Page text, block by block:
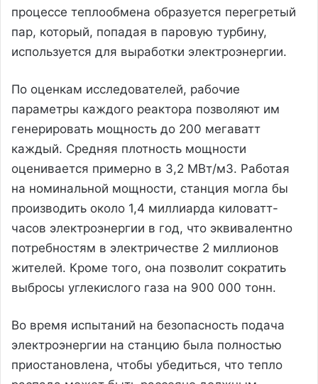
процессе теплообмена образуется перегретый
пар, который, попадая в паровую турбину,
используется для выработки электроэнергии.
По оценкам исследователей, рабочие
параметры каждого реактора позволяют им
генерировать мощность до 200 мегаватт
каждый. Средняя плотность мощности
оценивается примерно в 3,2 МВт/м3. Работая
на номинальной мощности, станция могла бы
производить около 1,4 миллиарда киловатт-
часов электроэнергии в год, что эквивалентно
потребностям в электричестве 2 миллионов
жителей. Кроме того, она позволит сократить
выбросы углекислого газа на 900 000 тонн.
Во время испытаний на безопасность подача
электроэнергии на станцию была полностью
приостановлена, чтобы убедиться, что тепло